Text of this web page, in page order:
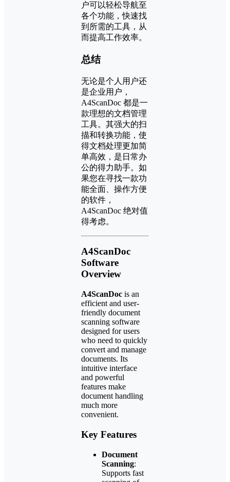
户可以轻松导航至
各个功能，快速找
到所需的工具，从
而提高工作效率。
总结
无论是个人用户还
是企业用户，
A4ScanDoc 都是一
款理想的文档管理
工具。其强大的扫
描和转换功能，使
得文档处理更加简
单高效，是日常办
公的得力助手。如
果您在寻找一款功
能全面、操作方便
的软件，
A4ScanDoc 绝对值
得考虑。
A4ScanDoc
Software
Overview
A4ScanDoc is an
efficient and user-
friendly document
scanning software
designed for users
who need to quickly
convert and manage
documents. Its
intuitive interface
and powerful
features make
document handling
much more
convenient.
Key Features
Document
Scanning:
Supports fast